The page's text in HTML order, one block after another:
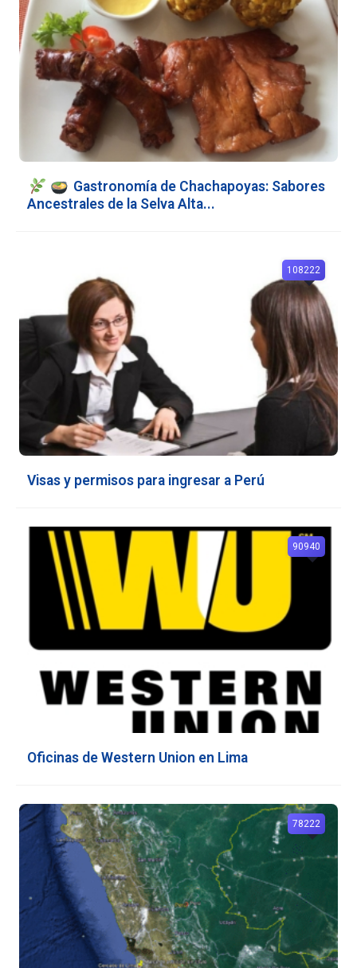
Gastronomía de Chachapoyas: Sabores
Ancestrales de la Selva Alta...
Visas y permisos para ingresar a Perú
108222
Oficinas de Western Union en Lima
90940
78222